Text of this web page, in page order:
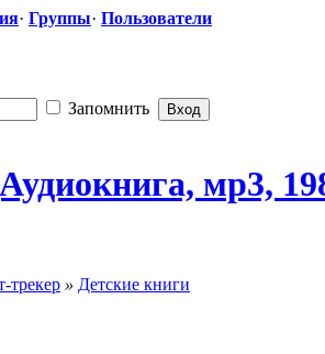
· Группы· Пользователи
Запомнить
мр3,
трекер » Детские книги